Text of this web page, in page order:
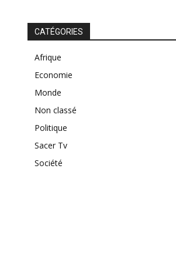
CATÉGORIES
Afrique
Economie
Monde
Non classé
Politique
Sacer Tv
Société